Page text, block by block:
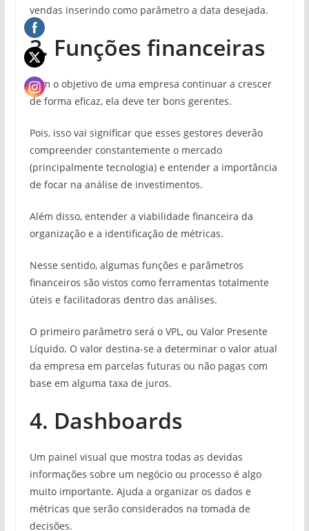
vendas inserindo como parâmetro a data desejada.
3. Funções financeiras
Com o objetivo de uma empresa continuar a crescer
de forma eficaz, ela deve ter bons gerentes.
Pois, isso vai significar que esses gestores deverão
compreender constantemente o mercado
(principalmente tecnologia) e entender a importância
de focar na análise de investimentos.
Além disso, entender a viabilidade financeira da
organização e a identificação de métricas.
Nesse sentido, algumas funções e parâmetros
financeiros são vistos como ferramentas totalmente
úteis e facilitadoras dentro das análises.
O primeiro parâmetro será o VPL, ou Valor Presente
Líquido. O valor destina-se a determinar o valor atual
da empresa em parcelas futuras ou não pagas com
base em alguma taxa de juros.
4. Dashboards
Um painel visual que mostra todas as devidas
informações sobre um negócio ou processo é algo
muito importante. Ajuda a organizar os dados e
métricas que serão considerados na tomada de
decisões.